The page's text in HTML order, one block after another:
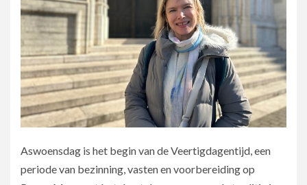
Aswoensdag is het begin van de Veertigdagentijd, een
periode van bezinning, vasten en voorbereiding op